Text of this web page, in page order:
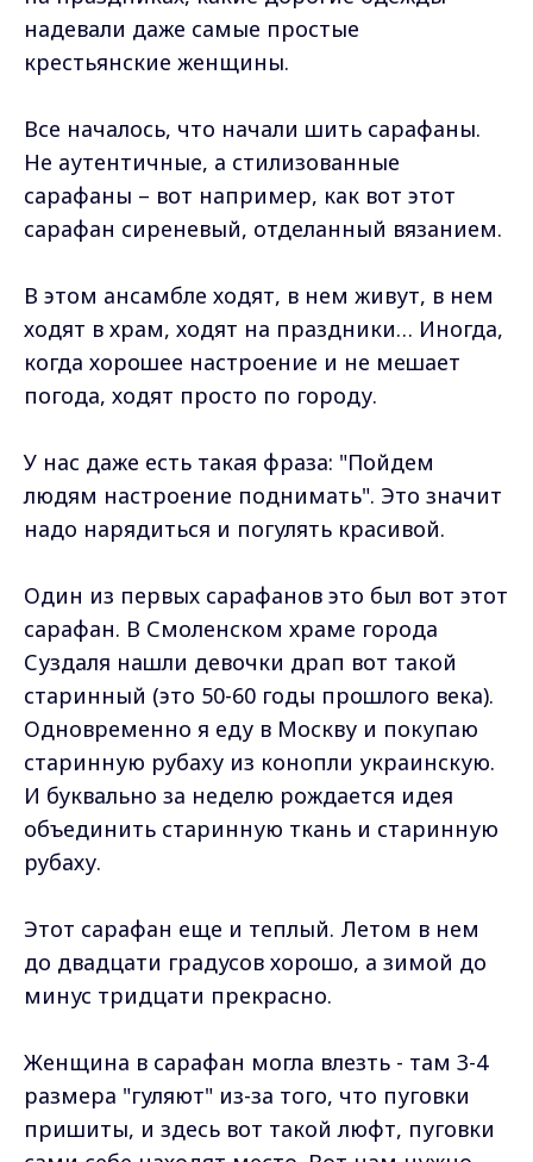
надевали даже самые простые
крестьянские женщины.
Все началось, что начали шить сарафаны.
Не аутентичные, а стилизованные
сарафаны – вот например, как вот этот
сарафан сиреневый, отделанный вязанием.
В этом ансамбле ходят, в нем живут, в нем
ходят в храм, ходят на праздники… Иногда,
когда хорошее настроение и не мешает
погода, ходят просто по городу.
У нас даже есть такая фраза: "Пойдем
людям настроение поднимать". Это значит
надо нарядиться и погулять красивой.
Один из первых сарафанов это был вот этот
сарафан. В Смоленском храме города
Суздаля нашли девочки драп вот такой
старинный (это 50-60 годы прошлого века).
Одновременно я еду в Москву и покупаю
старинную рубаху из конопли украинскую.
И буквально за неделю рождается идея
объединить старинную ткань и старинную
рубаху.
Этот сарафан еще и теплый. Летом в нем
до двадцати градусов хорошо, а зимой до
минус тридцати прекрасно.
Женщина в сарафан могла влезть - там 3-4
размера "гуляют" из-за того, что пуговки
пришиты, и здесь вот такой люфт, пуговки